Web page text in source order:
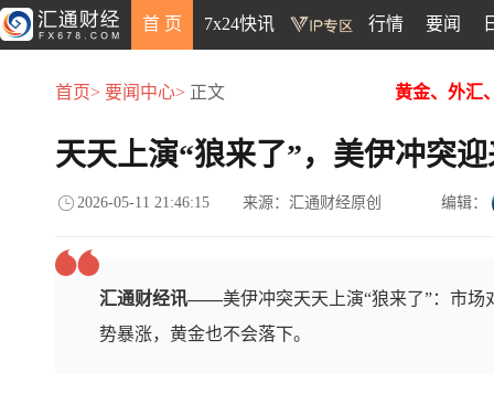
首 页 7x24快讯 行情 要闻
首页> 要闻中心> 正文 黄金、外汇
天天上演“狼来了”，美伊冲突
2026-05-11 21:46:15 来源：汇通财经原创 编辑：
汇通财经讯——美伊冲突天天上演“狼来了”：市
势暴涨，黄金也不会落下。